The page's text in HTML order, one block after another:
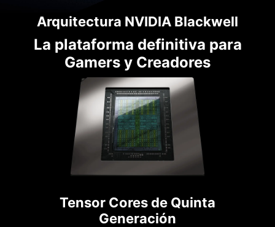
Arquitectura NVIDIA Blackwell
La plataforma definitiva para
Gamers y Creadores
Tensor Cores de Quinta
Generación